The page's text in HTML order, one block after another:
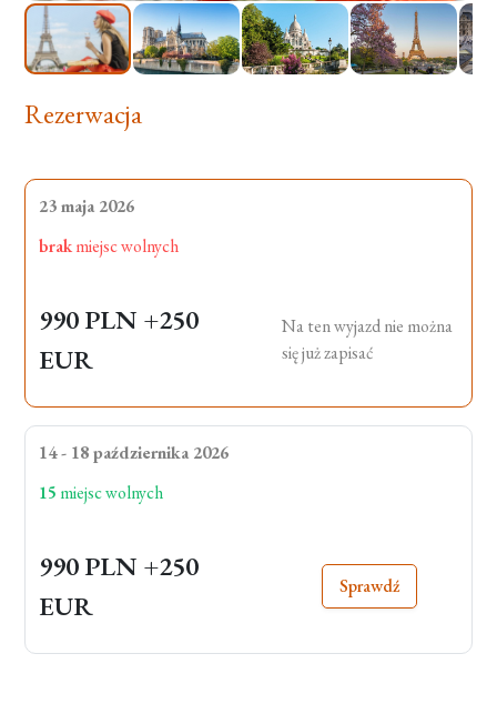
Rezerwacja
23 maja 2026
brakmiejsc wolnych
990 PLN +250
EUR
Na ten wyjazd nie można
się już zapisać
14 - 18 października 2026
15 miejsc wolnych
990 PLN +250
EUR
Sprawdź